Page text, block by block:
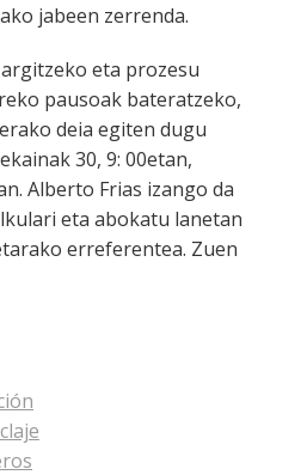
jabeen zerrenda.
eta prozesu
pausoak bateratzeko,
deia egiten dugu
30, 9: 00etan,
Alberto Frias izango da
eta abokatu lanetan
erreferentea. Zuen